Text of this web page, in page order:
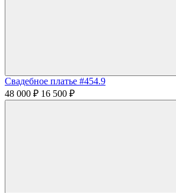
Свадебное платье #454.9
48 000 ₽ 16 500 ₽